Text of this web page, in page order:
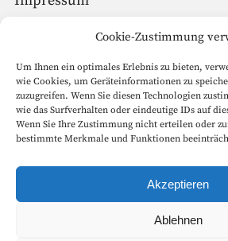
Cookie-Zustimmung
Um Ihnen ein optimales Erlebnis zu bieten,
wie Cookies, um Geräteinformationen zu
zuzugreifen. Wenn Sie diesen Technologien
wie das Surfverhalten oder eindeutige IDs auf
Wenn Sie Ihre Zustimmung nicht erteilen oder
bestimmte Merkmale und Funktionen
Akzeptieren
Ablehnen
Social Media
Facebook
Instagram
Seitenanfang